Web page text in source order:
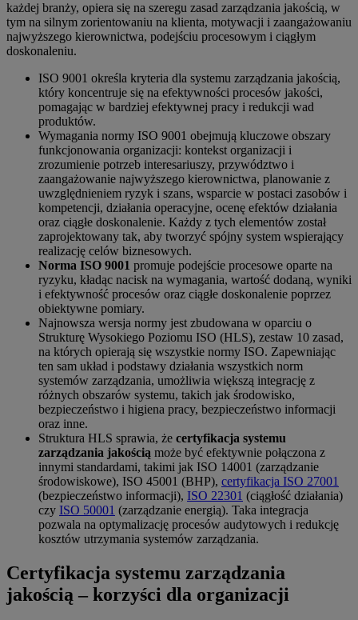
każdej branży, opiera się na szeregu zasad zarządzania jakością, w
tym na silnym zorientowaniu na klienta, motywacji i zaangażowaniu
najwyższego kierownictwa, podejściu procesowym i ciągłym
doskonaleniu.
ISO 9001 określa kryteria dla systemu zarządzania jakością,
który koncentruje się na efektywności procesów jakości,
pomagając w bardziej efektywnej pracy i redukcji wad
produktów.
Wymagania normy ISO 9001 obejmują kluczowe obszary
funkcjonowania organizacji: kontekst organizacji i
zrozumienie potrzeb interesariuszy, przywództwo i
zaangażowanie najwyższego kierownictwa, planowanie z
uwzględnieniem ryzyk i szans, wsparcie w postaci zasobów i
kompetencji, działania operacyjne, ocenę efektów działania
oraz ciągłe doskonalenie. Każdy z tych elementów został
zaprojektowany tak, aby tworzyć spójny system wspierający
realizację celów biznesowych.
Norma ISO 9001 promuje podejście procesowe oparte na
ryzyku, kładąc nacisk na wymagania, wartość dodaną, wyniki
i efektywność procesów oraz ciągłe doskonalenie poprzez
obiektywne pomiary.
Najnowsza wersja normy jest zbudowana w oparciu o
Strukturę Wysokiego Poziomu ISO (HLS), zestaw 10 zasad,
na których opierają się wszystkie normy ISO. Zapewniając
ten sam układ i podstawy działania wszystkich norm
systemów zarządzania, umożliwia większą integrację z
różnych obszarów systemu, takich jak środowisko,
bezpieczeństwo i higiena pracy, bezpieczeństwo informacji
oraz inne.
Struktura HLS sprawia, że certyfikacja systemu
zarządzania jakością może być efektywnie połączona z
innymi standardami, takimi jak ISO 14001 (zarządzanie
środowiskowe), ISO 45001 (BHP), certyfikacja ISO 27001
(bezpieczeństwo informacji), ISO 22301 (ciągłość działania)
czy ISO 50001 (zarządzanie energią). Taka integracja
pozwala na optymalizację procesów audytowych i redukcję
kosztów utrzymania systemów zarządzania.
Certyfikacja systemu zarządzania
jakością – korzyści dla organizacji